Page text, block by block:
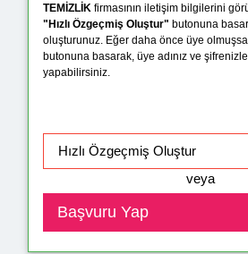
TEMİZLİK firmasının iletişim bilgilerini
"Hızlı Özgeçmiş Oluştur" butonuna
oluşturunuz. Eğer daha önce üye
butonuna basarak, üye adınız ve
yapabilirsiniz.
veya